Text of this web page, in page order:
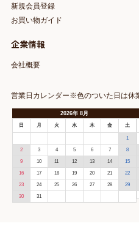
新規会員登録
お買い物ガイド
企業情報
会社概要
営業日カレンダー※色のついた日は休
2026年 8月
日 月 火 水 木 金 土
1
2 3 4 5 6 7 8
9 10 11 12 13 14 15
16 17 18 19 20 21 22
23 24 25 26 27 28 29
30 31